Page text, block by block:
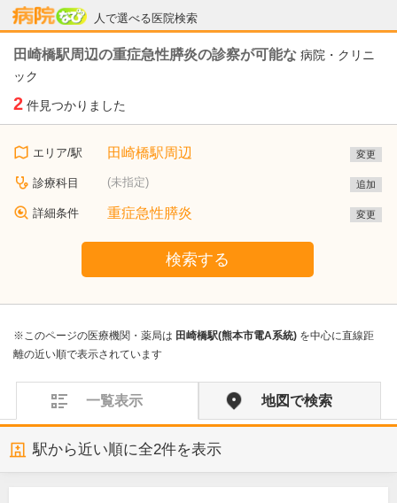
人で選べる医院検索
病院なび
田崎橋駅周辺の重症急性膵炎の診察が可能な 病院・クリニ
ック
2 件見つかりました
エリア/駅 田崎橋駅周辺 変更
診療科目 (未指定) 追加
詳細条件 重症急性膵炎 変更
検索する
※このページの医療機関・薬局は 田崎橋駅(熊本市電A系統) を中心に直線距
離の近い順で表示されています
一覧表示 地図で検索
駅から近い順に全2件を表示